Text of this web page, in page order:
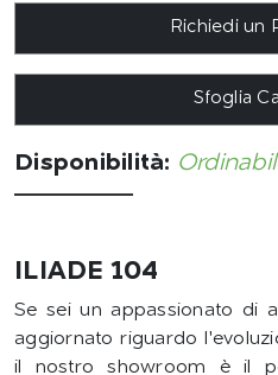
Richiedi un
Sfoglia
Disponibilità:
ILIADE 104
Se sei un appassionato di
aggiornato riguardo
il nostro showroom è il